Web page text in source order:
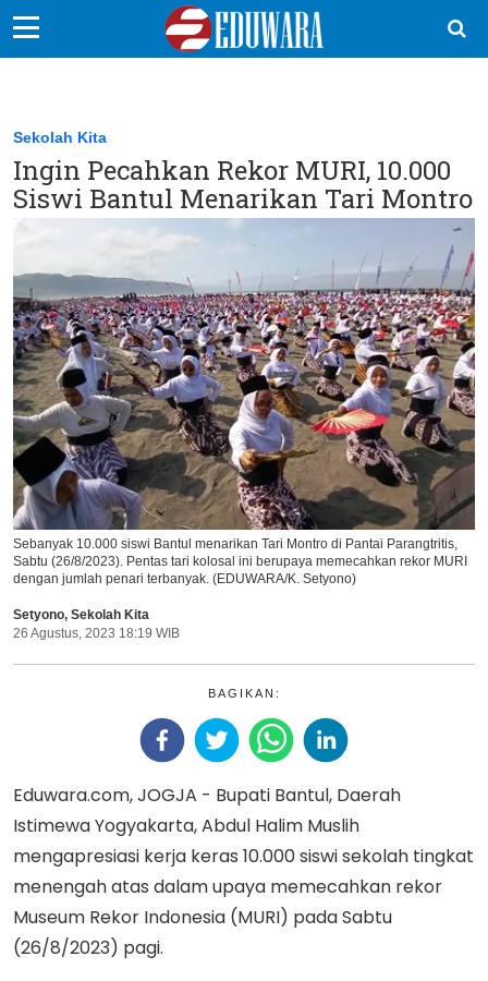
Sekolah Kita
Vokasi
Kampus
Sains
EduDana
Ikuti Kami di:
Sekolah Kita
Ingin Pecahkan Rekor MURI, 10.000
Siswi Bantul Menarikan Tari Montro
Sebanyak 10.000 siswi Bantul menarikan Tari Montro di Pantai Parangtritis,
Sabtu (26/8/2023). Pentas tari kolosal ini berupaya memecahkan rekor MURI
dengan jumlah penari terbanyak. (EDUWARA/K. Setyono)
Setyono, Sekolah Kita
26 Agustus, 2023 18:19 WIB
BAGIKAN:
Eduwara.com, JOGJA - Bupati Bantul, Daerah
Istimewa Yogyakarta, Abdul Halim Muslih
mengapresiasi kerja keras 10.000 siswi sekolah tingkat
menengah atas dalam upaya memecahkan rekor
Museum Rekor Indonesia (MURI) pada Sabtu
(26/8/2023) pagi.